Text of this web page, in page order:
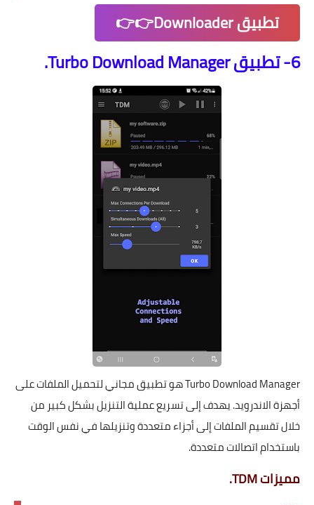
تطبيق Downloader👉👉
6- تطبيق Turbo Download Manager.
Turbo Download Manager هو تطبيق مجاني لتحميل الملفات على
أجهزة الاندرويد. يهدف إلى تسريع عملية التنزيل بشكل كبير من
خلال تقسيم الملفات إلى أجزاء متعددة وتنزيلها في نفس الوقت
باستخدام اتصالات متعددة.
مميزات TDM.